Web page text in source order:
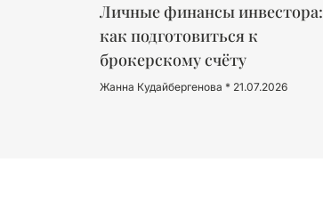
Личные финансы инвестора:
как подготовиться к
брокерскому счёту
Жанна Кудайбергенова 21.07.2026